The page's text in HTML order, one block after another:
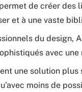
de créer des
et à une vaste
du design,
avec une
une solution
moins de